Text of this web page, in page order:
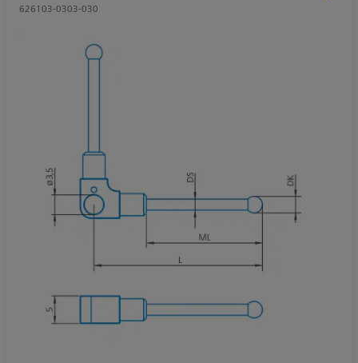
626103-0303-030